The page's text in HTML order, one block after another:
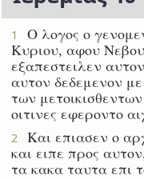
1
Ο λογος ο
Κυριου, αφου
εξαπεστειλεν
αυτον δεδεμενον
των
οιτινες εφεροντο
2
Και επιασεν ο
και ειπε προς
τα κακα ταυτα επι